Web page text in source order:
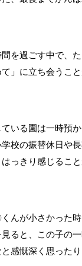
を過ごす中で、
」に立ち会うこ
ている園は一時預
校の振替休日や
っきり感じるこ
んが小さかった
見ると、この子の
感慨深く思った